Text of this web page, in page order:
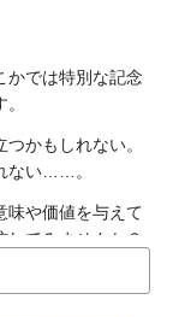
かでは特別な記念
かもしれない。
ない……。
味や価値を与えて
してみませんか？